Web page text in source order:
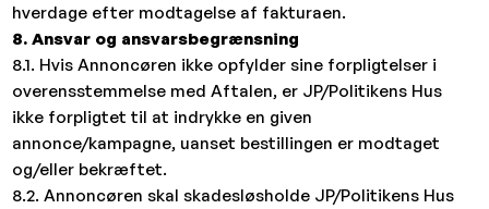
hverdage efter modtagelse af fakturaen.
8. Ansvar og ansvarsbegrænsning
8.1. Hvis Annoncøren ikke opfylder sine forpligtelser i
overensstemmelse med Aftalen, er JP/Politikens Hus
ikke forpligtet til at indrykke en given
annonce/kampagne, uanset bestillingen er modtaget
og/eller bekræftet.
8.2. Annoncøren skal skadesløsholde JP/Politikens Hus